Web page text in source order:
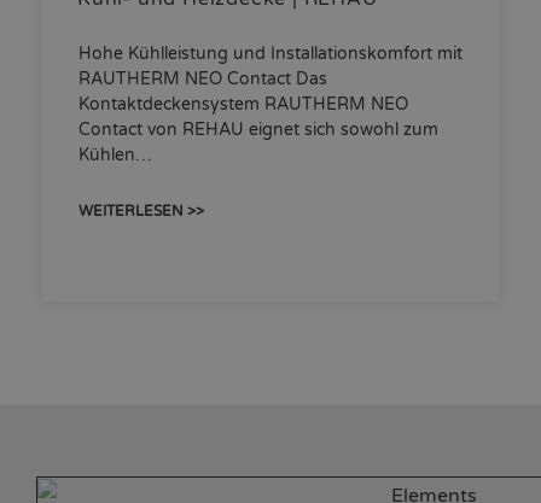
Hohe Kühlleistung und Installationskomfort mit
RAUTHERM NEO Contact Das
Kontaktdeckensystem RAUTHERM NEO
Contact von REHAU eignet sich sowohl zum
Kühlen…
WEITERLESEN >>